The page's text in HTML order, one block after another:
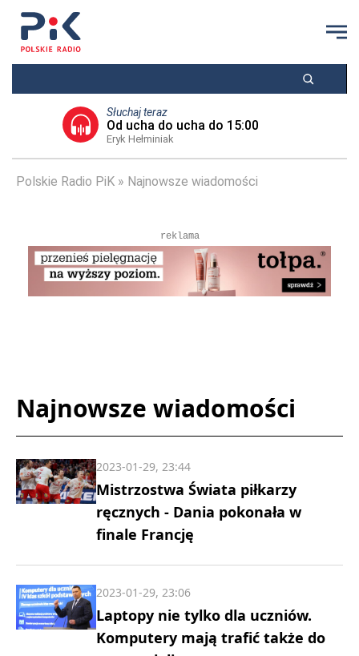
Słuchaj teraz
Od ucha do ucha do 15:00
Eryk Hełminiak
Polskie Radio PiK Najnowsze wiadomości
reklama
Najnowsze wiadomości
Mistrzostwa Świata piłkarzy
ręcznych - Dania pokonała w
finale Francję
2023-01-29, 23:44
Laptopy nie tylko dla uczniów.
Komputery mają trafić także do
2023-01-29, 23:06